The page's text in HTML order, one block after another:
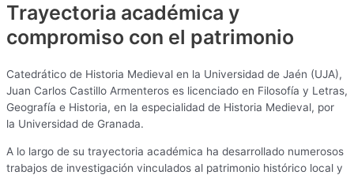
Trayectoria académica y
compromiso con el patrimonio
Catedrático de Historia Medieval en la Universidad de Jaén (UJA),
Juan Carlos Castillo Armenteros es licenciado en Filosofía y Letras,
Geografía e Historia, en la especialidad de Historia Medieval, por
la Universidad de Granada.
A lo largo de su trayectoria académica ha desarrollado numerosos
trabajos de investigación vinculados al patrimonio histórico local y